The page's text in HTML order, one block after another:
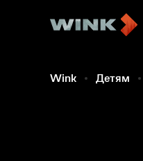
Wink Детям